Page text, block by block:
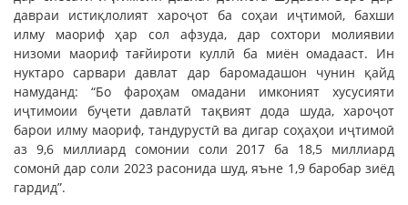
давраи истиқлолият хароҷот ба соҳаи иҷтимоӣ, бахши
илму маориф ҳар сол афзуда, дар сохтори молиявии
низоми маориф тағйироти куллӣ ба миён омадааст. Ин
нуктаро сарвари давлат дар баромадашон чунин қайд
намуданд: “Бо фароҳам омадани имконият хусусияти
иҷтимоии буҷети давлатӣ тақвият дода шуда, хароҷот
барои илму маориф, тандурустӣ ва дигар соҳаҳои иҷтимоӣ
аз 9,6 миллиард сомонии соли 2017 ба 18,5 миллиард
сомонӣ дар соли 2023 расонида шуд, яъне 1,9 баробар зиёд
гардид”.